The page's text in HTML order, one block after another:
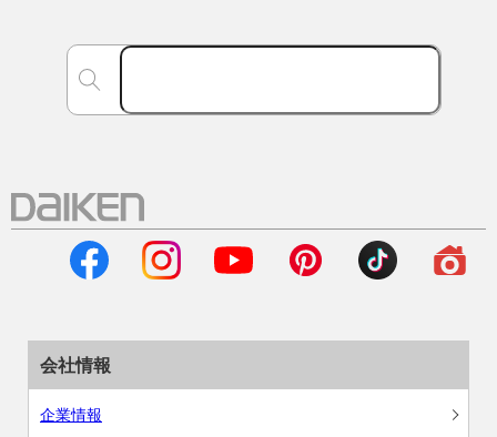
会社情報
企業情報